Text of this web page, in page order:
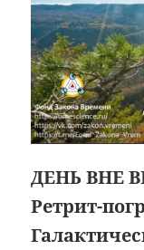
ДЕНЬ ВНЕ
Ретрит-